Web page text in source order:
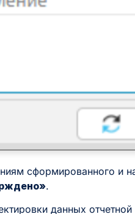
сформированного и
.
данных